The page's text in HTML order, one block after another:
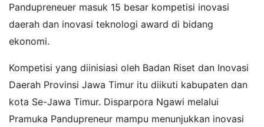
Pandupreneuer masuk 15 besar kompetisi inovasi
daerah dan inovasi teknologi award di bidang
ekonomi.
Kompetisi yang diinisiasi oleh Badan Riset dan Inovasi
Daerah Provinsi Jawa Timur itu diikuti kabupaten dan
kota Se-Jawa Timur. Disparpora Ngawi melalui
Pramuka Pandupreneur mampu menunjukkan inovasi